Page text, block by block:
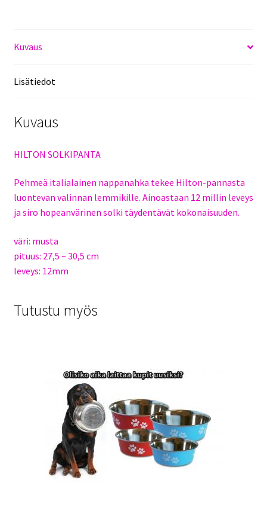
Kuvaus
Lisätiedot
Kuvaus
HILTON SOLKIPANTA
Pehmeä italialainen nappanahka tekee Hilton-pannasta
luontevan valinnan lemmikille. Ainoastaan 12 millin leveys
ja siro hopeanvärinen solki täydentävät kokonaisuuden.
väri: musta
pituus: 27,5 – 30,5 cm
leveys: 12mm
Tutustu myös